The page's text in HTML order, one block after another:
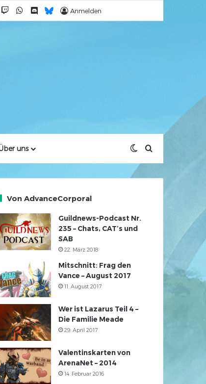
TwitchWhatsApp
DiscordBluesky
Anmelden
uns Skin umschalten
Von AdvanceCorporal
Guildnews-Podcast Nr.
235 – Chats, CAT’s und
SAB
22. März 2018
Mitschnitt: Frag den
Vance – August 2017
11. August 2017
Wer ist Lazarus Teil 4 –
Die Familie Meade
29. April 2017
Valentinskarten von
ArenaNet – 2014
14. Februar 2016